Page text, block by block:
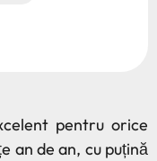
pentru orice
an de an, cu puțină